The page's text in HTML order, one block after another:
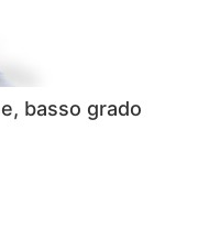
basso grado